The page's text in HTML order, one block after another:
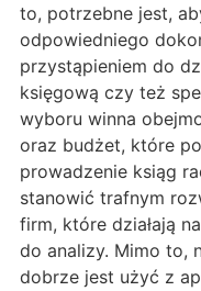
to, potrzebne jest,
odpowiedniego
przystąpieniem do
księgową czy też
wyboru winna
oraz budżet, które
prowadzenie ksiąg
stanowić trafnym
firm, które działają
do analizy. Mimo to,
dobrze jest użyć z